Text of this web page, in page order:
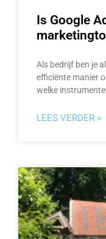
Is Google
Als bedrijf ben je
efficiënte manier
welke
LEES VERDER »